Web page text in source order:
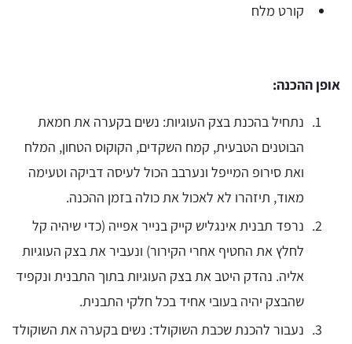
קורט מלח
אופן ההכנה:
נתחיל בהכנת בצק העוגיות: נשים בקערה את חמאת
הבוטנים הטבעית, קמח השקדים, הקוקוס הטחון, המלח
ואת סירופ המייפל ונערבב הכול לעיסה דביקה וטעימה
מאוד, תיזהרו לא לאכול את כולה בזמן ההכנה.
נרפד תבנית אינגליש קייק בנייר אפייה (כדי שיהיה קל
לחלץ את החטיף אחרי הקירור) ונעביר את בצק העוגיות
אליה. נהדק היטב את בצק העוגיות בתוך התבנית ונקפיד
שהבצק יהיה בעובי אחיד בכל חלקי התבנית.
נעבור להכנת שכבת השוקולד: נשים בקערה את השוקולד